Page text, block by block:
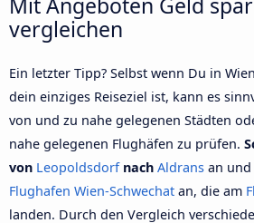
vergleichen
Ein letzter Tipp? Selbst wenn Du in
dein einziges Reiseziel ist, kann es
von und zu nahe gelegenen Städten
nahe gelegenen Flughäfen zu prüfen.
von Leopoldsdorfnach Aldrans an
Flughafen Wien-Schwechat an, die am
landen. Durch den Vergleich